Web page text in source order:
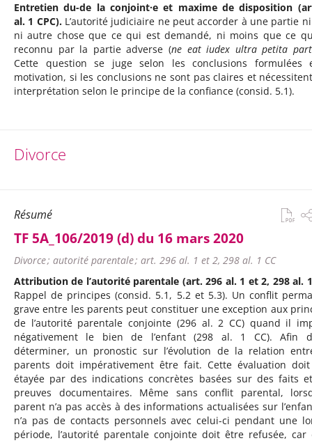
Entretien du-de la conjoint·e et maxime de disposition
al. 1 CPC).L’autorité judiciaire ne peut accorder à une partie
ni autre chose que ce qui est demandé, ni moins que ce
reconnu par la partie adverse (ne eat iudex ultra petita
Cette question se juge selon les conclusions formulées
motivation, si les conclusions ne sont pas claires et
interprétation selon le principe de la confiance (consid. 5.1).
Divorce
Résumé
TF 5A_106/2019 (d) du 16 mars 2020
Divorce ; autorité parentale ; art. 296 al. 1 et 2, 298 al. 1 CC
Attribution de l’autorité parentale (art. 296 al. 1 et 2, 298 al. 1
Rappel de principes (consid. 5.1, 5.2 et 5.3). Un conflit
grave entre les parents peut constituer une exception aux
de l’autorité parentale conjointe (296 al. 2 CC) quand il
négativement le bien de l’enfant (298 al. 1 CC). Afin
déterminer, un pronostic sur l’évolution de la relation
parents doit impérativement être fait. Cette évaluation
étayée par des indications concrètes basées sur des faits
preuves documentaires. Même sans conflit parental,
parent n’a pas accès à des informations actualisées sur
n’a pas de contacts personnels avec celui-ci pendant une
période, l’autorité parentale conjointe doit être refusée, car